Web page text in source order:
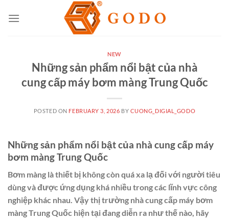
NEW
Những sản phẩm nổi bật của nhà
cung cấp máy bơm màng Trung Quốc
POSTED ON FEBRUARY 3, 2026 BY CUONG_DIGIAL_GODO
Những sản phẩm nổi bật của nhà cung cấp máy
bơm màng Trung Quốc
Bơm màng là thiết bị không còn quá xa lạ đối với người tiêu
dùng và được ứng dụng khá nhiều trong các lĩnh vực công
nghiệp khác nhau. Vậy thị trường nhà cung cấp máy bơm
màng Trung Quốc hiện tại đang diễn ra như thế nào, hãy